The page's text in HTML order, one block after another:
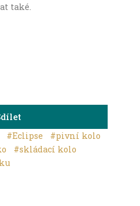
také.
#Eclipse
#pivní kolo
#skládací kolo